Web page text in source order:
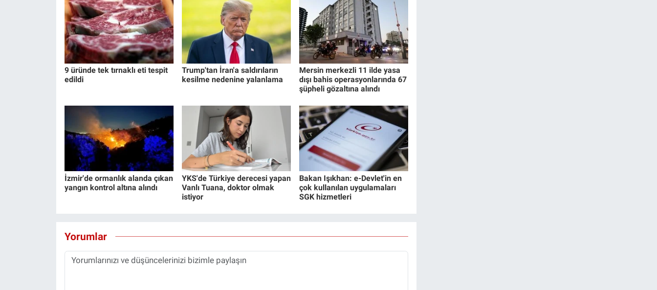
9 üründe tek tırnaklı eti tespit
edildi
Trump'tan İran'a saldırıların
kesilme nedenine yalanlama
Mersin merkezli 11 ilde yasa
dışı bahis operasyonlarında 67
şüpheli gözaltına alındı
İzmir'de ormanlık alanda çıkan
yangın kontrol altına alındı
YKS'de Türkiye derecesi yapan
Vanlı Tuana, doktor olmak
istiyor
Bakan Işıkhan: e-Devlet'in en
çok kullanılan uygulamaları
SGK hizmetleri
Yorumlar